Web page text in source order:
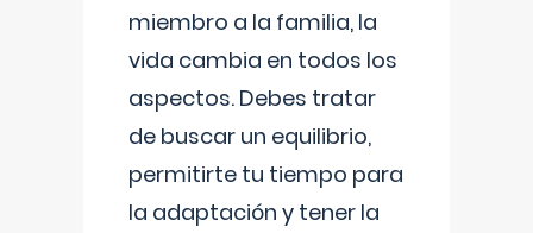
miembro a la familia, la
vida cambia en todos los
aspectos. Debes tratar
de buscar un equilibrio,
permitirte tu tiempo para
la adaptación y tener la